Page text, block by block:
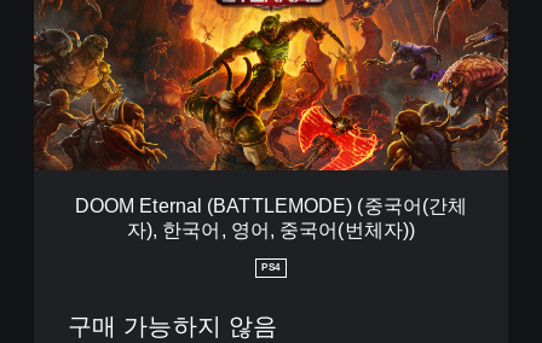
E
t
e
r
n
a
l
(
DOOM Eternal (BATTLEMODE) (중국어(간체
자), 한국어, 영어, 중국어(번체자))
PS4
구매 가능하지 않음